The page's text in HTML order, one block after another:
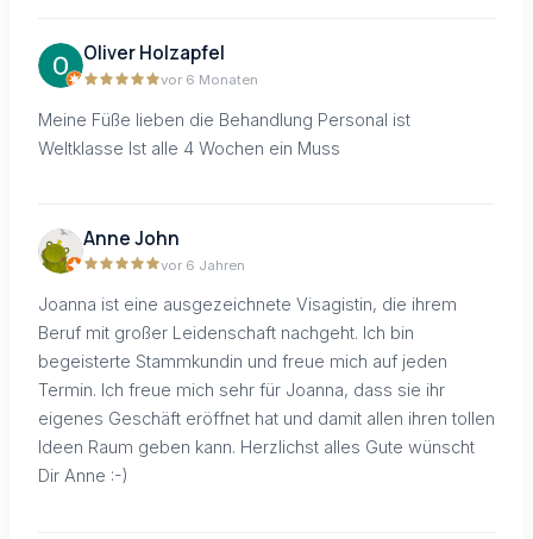
Oliver Holzapfel
vor 6 Monaten
Meine Füße lieben die Behandlung Personal ist
Weltklasse Ist alle 4 Wochen ein Muss
Anne John
vor 6 Jahren
Joanna ist eine ausgezeichnete Visagistin, die ihrem
Beruf mit großer Leidenschaft nachgeht. Ich bin
begeisterte Stammkundin und freue mich auf jeden
Termin. Ich freue mich sehr für Joanna, dass sie ihr
eigenes Geschäft eröffnet hat und damit allen ihren tollen
Ideen Raum geben kann. Herzlichst alles Gute wünscht
Dir Anne :-)